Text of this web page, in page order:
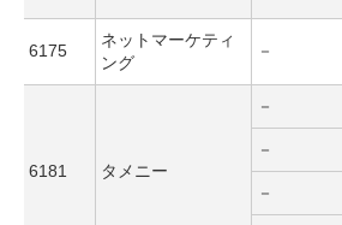
6175
ネットマーケティ
ング
－
6181 タメニー
－
－
－